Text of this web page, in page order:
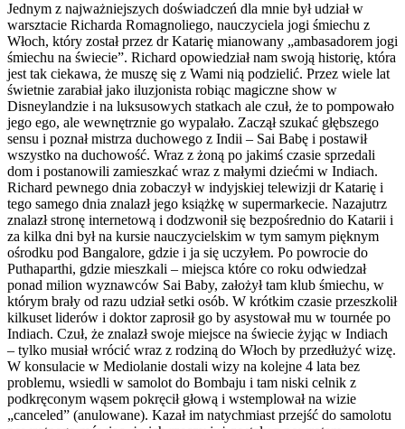
Jednym z najważniejszych doświadczeń dla mnie był udział w
warsztacie Richarda Romagnoliego, nauczyciela jogi śmiechu z
Włoch, który został przez dr Katarię mianowany „ambasadorem jogi
śmiechu na świecie”. Richard opowiedział nam swoją historię, która
jest tak ciekawa, że muszę się z Wami nią podzielić. Przez wiele lat
świetnie zarabiał jako iluzjonista robiąc magiczne show w
Disneylandzie i na luksusowych statkach ale czuł, że to pompowało
jego ego, ale wewnętrznie go wypalało. Zaczął szukać głębszego
sensu i poznał mistrza duchowego z Indii – Sai Babę i postawił
wszystko na duchowość. Wraz z żoną po jakimś czasie sprzedali
dom i postanowili zamieszkać wraz z małymi dziećmi w Indiach.
Richard pewnego dnia zobaczył w indyjskiej telewizji dr Katarię i
tego samego dnia znalazł jego książkę w supermarkecie. Nazajutrz
znalazł stronę internetową i dodzwonił się bezpośrednio do Katarii i
za kilka dni był na kursie nauczycielskim w tym samym pięknym
ośrodku pod Bangalore, gdzie i ja się uczyłem. Po powrocie do
Puthaparthi, gdzie mieszkali – miejsca które co roku odwiedzał
ponad milion wyznawców Sai Baby, założył tam klub śmiechu, w
którym brały od razu udział setki osób. W krótkim czasie przeszkolił
kilkuset liderów i doktor zaprosił go by asystował mu w tournée po
Indiach. Czuł, że znalazł swoje miejsce na świecie żyjąc w Indiach
– tylko musiał wrócić wraz z rodziną do Włoch by przedłużyć wizę.
W konsulacie w Mediolanie dostali wizy na kolejne 4 lata bez
problemu, wsiedli w samolot do Bombaju i tam niski celnik z
podkręconym wąsem pokręcił głową i wstemplował na wizie
„canceled” (anulowane). Kazał im natychmiast przejść do samolotu